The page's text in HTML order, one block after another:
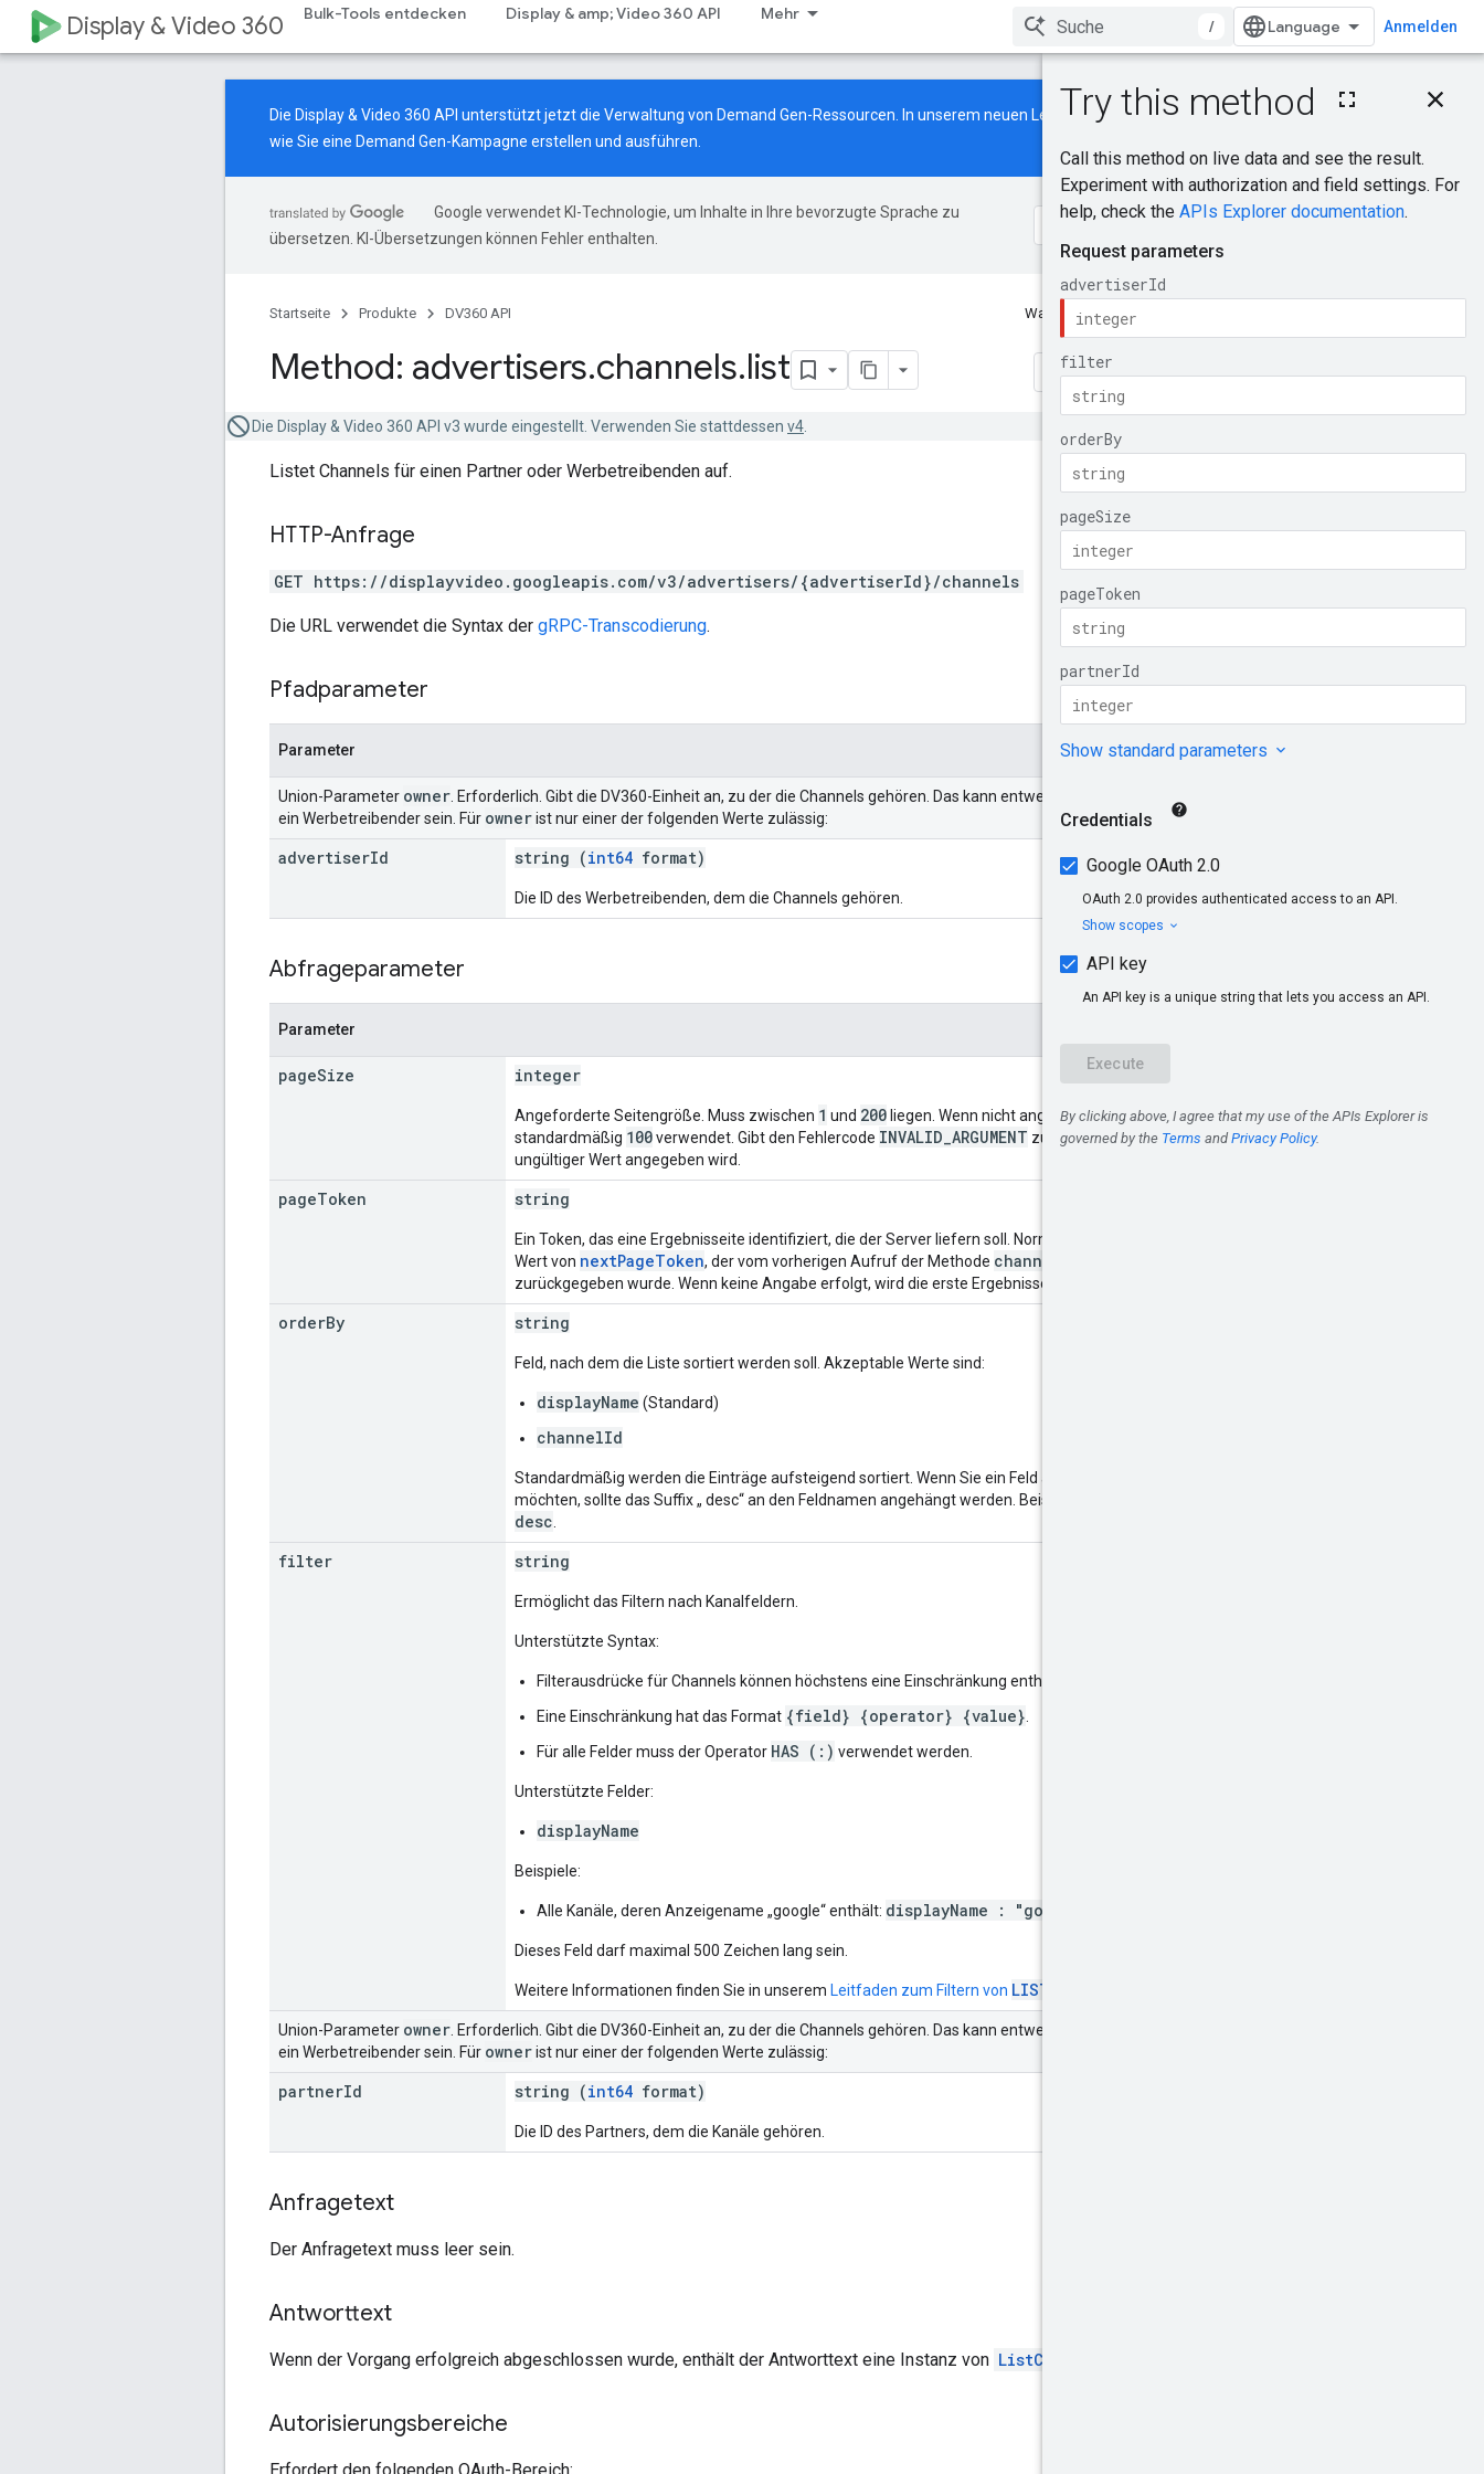
Display & Video 360 Bulk-Tools entdecken Display & amp; Video 360 API Mehr
/ Anmelden
Auf dieser Seite
HTTP-Anfrage
Abfrageparameter
Anfragetext
Antworttext
Die Display & Video 360 API unterstützt jetzt die Verwaltung von Demand Gen-Ressourcen. In unserem neuen Leitfaden erfahren Sie,
wie Sie eine Demand Gen-Kampagne erstellen und ausführen.
Google verwendet KI-Technologie, um Inhalte in Ihre bevorzugte Sprache zu
übersetzen. KI-Übersetzungen können Fehler enthalten.
Startseite Produkte DV360 API War das hilfreich?
Feedback geben
Method: advertisers.channels.list
Die Display & Video 360 API v3 wurde eingestellt. Verwenden Sie stattdessen v4
Listet Channels für einen Partner oder Werbetreibenden auf.
HTTP-Anfrage
GET https://displayvideo.googleapis.com/v3/advertisers/{advertiserId}/channels
Die URL verwendet die Syntax der gRPC-Transcodierung.
Pfadparameter
Parameter
Union-Parameter owner . Erforderlich. Gibt die DV360-Einheit an, zu der die Channels gehören. Das kann entweder ein Partner oder
ein Werbetreibender sein. Für ownerist nur einer der folgenden Werte zulässig:
advertiserId string (int64 format)
Die ID des Werbetreibenden, dem die Channels gehören.
Abfrageparameter
Parameter
pageSize integer
Angeforderte Seitengröße. Muss zwischen 1 und 200 liegen. Wenn nicht angegeben, wird
standardmäßig 100verwendet. Gibt den Fehlercode INVALID_ARGUMENT zurück, wenn ein
ungültiger Wert angegeben wird.
pageToken string
Ein Token, das eine Ergebnisseite identifiziert, die der Server liefern soll. Normalerweise ist dies der
Wert von nextPageToken, der vom vorherigen Aufruf der Methode channels.list
zurückgegeben wurde. Wenn keine Angabe erfolgt, wird die erste Ergebnisseite zurückgegeben.
orderBy string
Feld, nach dem die Liste sortiert werden soll. Akzeptable Werte sind:
displayName (Standard)
channelId
Standardmäßig werden die Einträge aufsteigend sortiert. Wenn Sie ein Feld absteigend sortieren
möchten, sollte das Suffix „ desc“ an den Feldnamen angehängt werden. Beispiel:
desc
filter string
Ermöglicht das Filtern nach Kanalfeldern.
Unterstützte Syntax:
Filterausdrücke für Channels können höchstens eine Einschränkung enthalten.
Eine Einschränkung hat das Format {field} {operator} {value}
Für alle Felder muss der Operator HAS (:) verwendet werden.
Unterstützte Felder:
displayName
Beispiele:
Alle Kanäle, deren Anzeigename „google“ enthält: displayName : "google"
Dieses Feld darf maximal 500 Zeichen lang sein.
Weitere Informationen finden Sie in unserem Leitfaden zum Filtern von LIST
Union-Parameter owner . Erforderlich. Gibt die DV360-Einheit an, zu der die Channels gehören. Das kann entweder ein Partner oder
ein Werbetreibender sein. Für ownerist nur einer der folgenden Werte zulässig:
partnerId string (int64 format)
Die ID des Partners, dem die Kanäle gehören.
Anfragetext
Der Anfragetext muss leer sein.
Antworttext
Wenn der Vorgang erfolgreich abgeschlossen wurde, enthält der Antworttext eine Instanz von ListChannelsResponse
Autorisierungsbereiche